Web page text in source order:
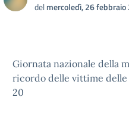
delmercoledì, 26 febbraio
Giornata nazionale della
ricordo delle vittime delle
20